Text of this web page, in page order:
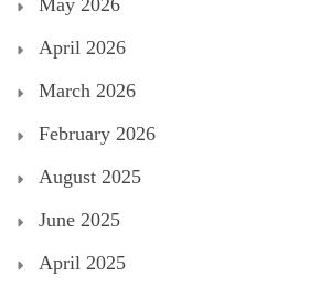
April 2026
March 2026
February 2026
August 2025
June 2025
April 2025